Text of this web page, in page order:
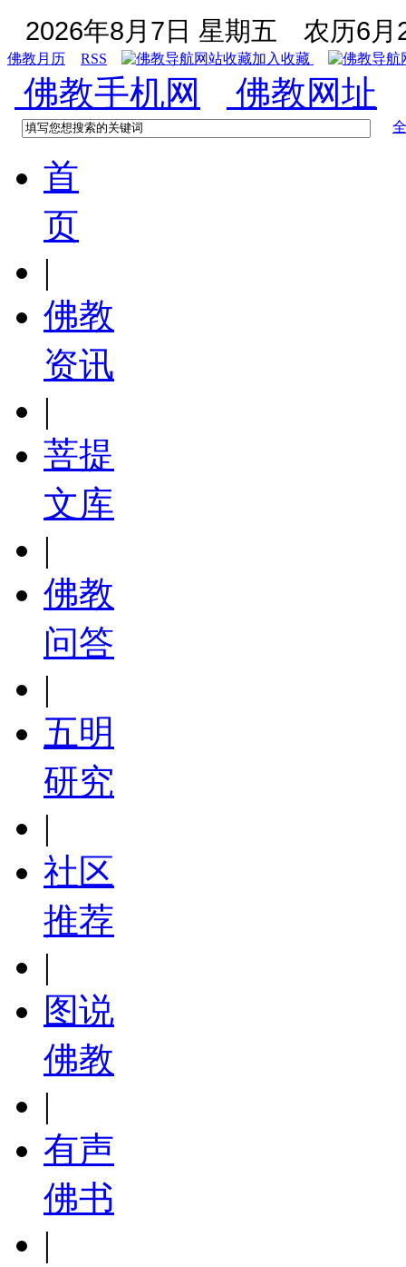
2026年8月7日 星期五 农历6月
佛教月历 RSS 加入收藏
佛教手机网 佛教网址
首
页
|
佛教
资讯
|
菩提
文库
|
佛教
问答
|
五明
研究
|
社区
推荐
|
图说
佛教
|
有声
佛书
|